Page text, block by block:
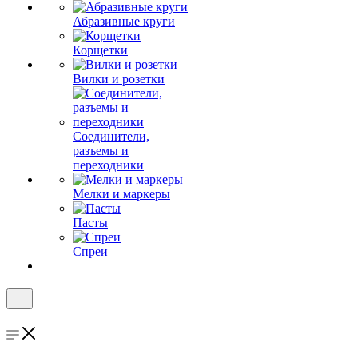
Абразивные круги
Корщетки
Вилки и розетки
Соединители,
разъемы и
переходники
Мелки и маркеры
Пасты
Спреи